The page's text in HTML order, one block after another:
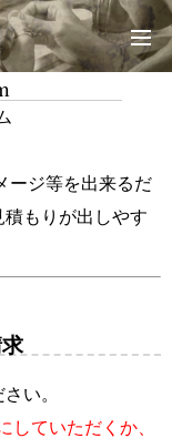
ージ等を出来るだ
もりが出しやす
い。
していただくか、